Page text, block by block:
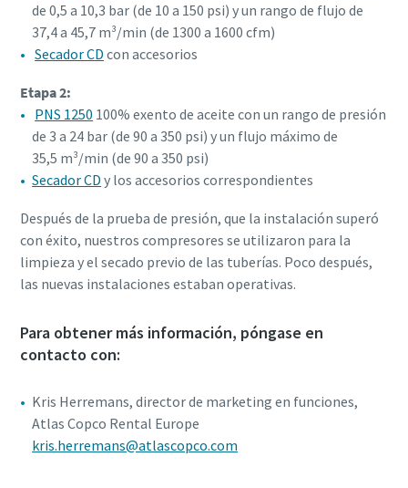
de 0,5 a 10,3 bar (de 10 a 150 psi) y un rango de flujo de
37,4 a 45,7 m³/min (de 1300 a 1600 cfm)
Secador CD con accesorios
Etapa 2:
PNS 1250 100% exento de aceite con un rango de presión
de 3 a 24 bar (de 90 a 350 psi) y un flujo máximo de
35,5 m³/min (de 90 a 350 psi)
Secador CD y los accesorios correspondientes
Después de la prueba de presión, que la instalación superó
con éxito, nuestros compresores se utilizaron para la
limpieza y el secado previo de las tuberías. Poco después,
las nuevas instalaciones estaban operativas.
Para obtener más información, póngase en
contacto con:
Kris Herremans, director de marketing en funciones,
Atlas Copco Rental Europe
kris.herremans@atlascopco.com